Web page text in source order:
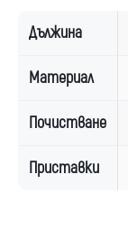
Дължина
Материал
Почистване
Приставки